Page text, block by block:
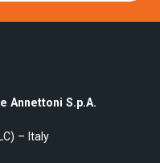
Annettoni S.p.A.
– Italy